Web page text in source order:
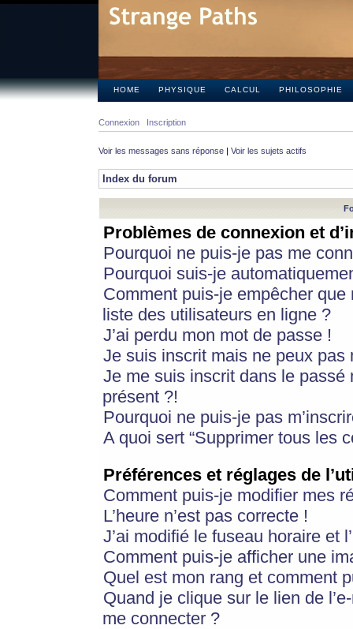
HOME PHYSIQUE CALCUL PHILOSOPHIE
Connexion Inscription
Voir les messages sans réponse | Voir les sujets actifs
Index du forum
Problèmes de connexion et
Pourquoi ne puis-je pas me
Pourquoi suis-je
Comment puis-je empêcher
liste des utilisateurs en ligne ?
J’ai perdu mon mot de passe !
Je suis inscrit mais ne peux pas
Je me suis inscrit dans le
présent ?!
Pourquoi ne puis-je pas
A quoi sert “Supprimer tous les
Préférences et réglages de
Comment puis-je modifier mes
L’heure n’est pas correcte !
J’ai modifié le fuseau horaire et
Comment puis-je afficher une
Quel est mon rang et comment
Quand je clique sur le lien de
me connecter ?